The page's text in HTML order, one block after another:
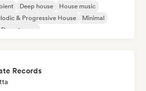
Deep house
House music
& Progressive House
Minimal
Records